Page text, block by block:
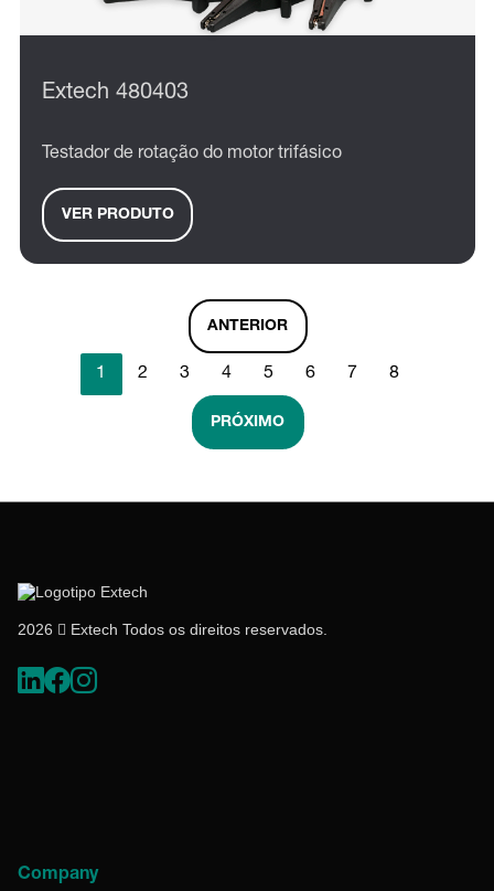
Extech 480403
Testador de rotação do motor trifásico
VER PRODUTO
ANTERIOR
1 2 3 4 5 6 7 8
PRÓXIMO
2026  Extech Todos os direitos reservados.
Company